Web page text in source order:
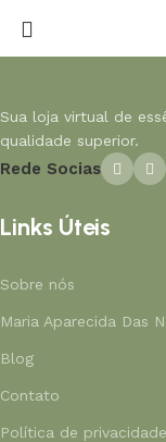
Sua loja virtual de
qualidade superior.
Rede Socias
Links Úteis
Sobre nós
Maria Aparecida Das
Blog
Contato
Política de privacidade